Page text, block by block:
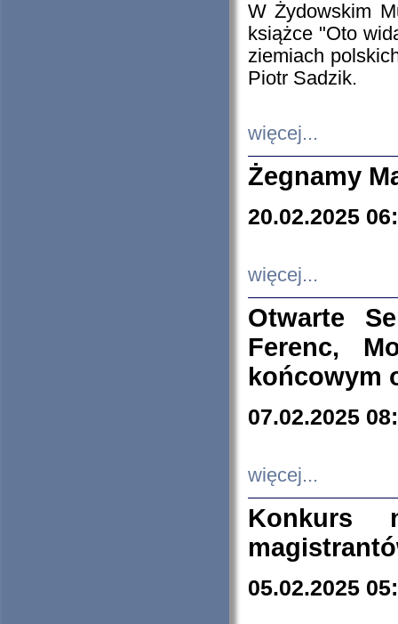
W Żydowskim
książce "Oto
ziemiach
Piotr Sadzik.
więcej...
Żegnamy
20.02.2025
więcej...
Otwarte
Ferenc,
końcowym
07.02.2025
więcej...
Konkurs
05.02.2025